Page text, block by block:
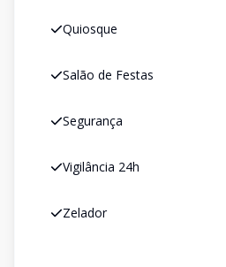
Quiosque
Salão de Festas
Segurança
Vigilância 24h
Zelador